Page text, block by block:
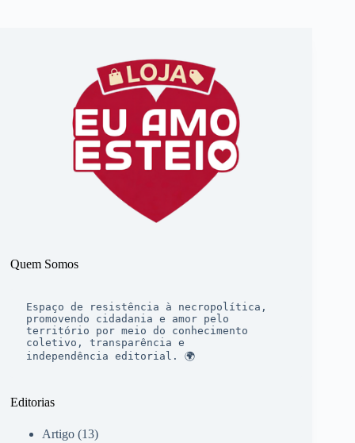
Quem Somos
Espaço de resistência à necropolítica,
promovendo cidadania e amor pelo
território por meio do conhecimento
coletivo, transparência e
independência editorial. 🌍
Editorias
Artigo (13)